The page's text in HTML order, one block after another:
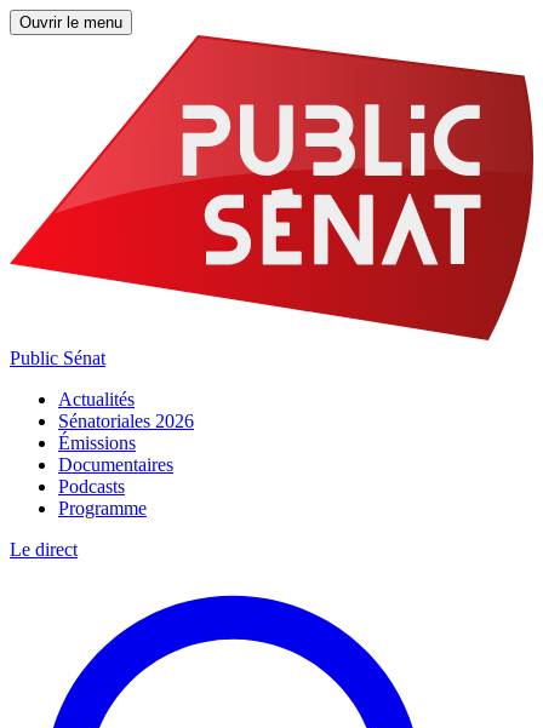
Ouvrir le menu
Public Sénat
Actualités
Sénatoriales 2026
Émissions
Documentaires
Podcasts
Programme
Le direct